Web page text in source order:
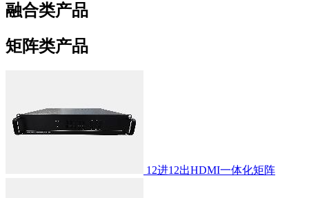
融合类产品
矩阵类产品
12进12出HDMI一体化矩阵